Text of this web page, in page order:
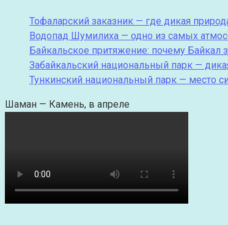
Тофаларский заказник — где дикая
Водопад Шумилиха — одно из самых
Байкальское притяжение: почему Байкал
Забайкальский национальный парк —
Тункинский национальный парк — место
Шаман — Камень, в апреле